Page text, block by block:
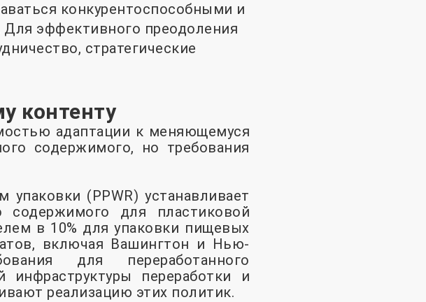
конкурентоспособными и
Для эффективного преодоления
стратегические
контенту
адаптации к меняющемуся
содержимого, но требования
(PPWR) устанавливает
содержимого для пластиковой
в 10% для упаковки пищевых
включая Вашингтон и Нью-
для переработанного
инфраструктуры переработки и
реализацию этих политик.